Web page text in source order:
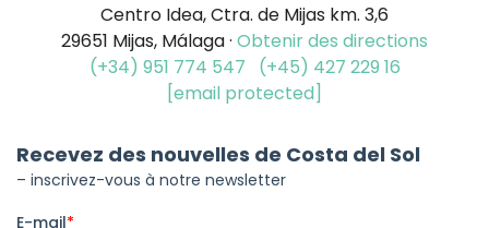
Centro Idea, Ctra. de Mijas km. 3,6
29651 Mijas, Málaga · Obtenir des directions
(+34) 951 774 547
(+45) 427 229 16
[email protected]